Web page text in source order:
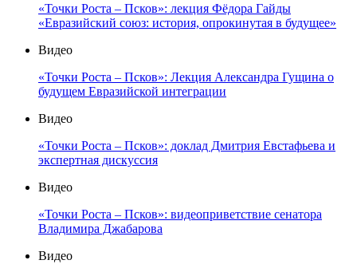
«Точки Роста – Псков»: лекция Фёдора Гайды
«Евразийский союз: история, опрокинутая в будущее»
Видео
«Точки Роста – Псков»: Лекция Александра Гущина о
будущем Евразийской интеграции
Видео
«Точки Роста – Псков»: доклад Дмитрия Евстафьева и
экспертная дискуссия
Видео
«Точки Роста – Псков»: видеоприветствие сенатора
Владимира Джабарова
Видео